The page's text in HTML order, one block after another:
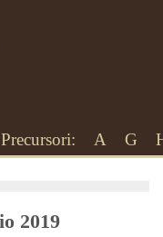
Precursori: A G
2019